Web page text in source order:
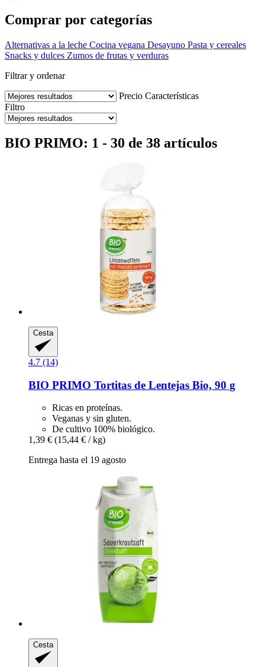
Comprar por categorías
Alternativas a la leche Cocina vegana Desayuno Pasta y cereales
Snacks y dulces Zumos de frutas y verduras
Filtrar y ordenar
Precio Características
Filtro
BIO PRIMO: 1 - 30 de 38 artículos
Cesta
4.7 (14)
BIO PRIMO Tortitas de Lentejas Bio, 90 g
Ricas en proteínas.
Veganas y sin gluten.
De cultivo 100% biológico.
1,39 € (15,44 € / kg)
Entrega hasta el 19 agosto
Cesta